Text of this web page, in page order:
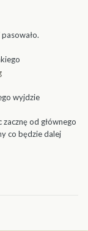
wyjdzie
zacznę od głównego
co będzie dalej